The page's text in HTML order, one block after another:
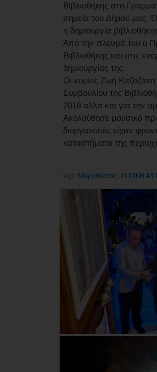
Βιβλιοθήκης στο
σημεία του Δήμου μας.
η δημιουργία
Από την πλευρά του ο
Βιβλιοθήκης και στις
δημιουργίας της.
Οι κυρίες Ζωή
Συμβουλίου της
2018 αλλά και για την
Ακολούθησε μουσικό
διοργανωτές είχαν
καταστήματα της
Tags: Μαραθώνας, ΤΟΠΙΚΗ